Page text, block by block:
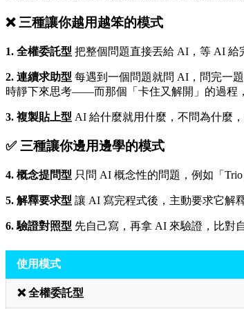
❌ 三種讓你越用越笨的模式
1. 全權委託型 把整個問題直接丟給 AI，等 AI 給
2. 連續求助型 每遇到一個問題就問 AI，問完一
時靜下來思考——而那個「卡住又解開」的過程
3. 複製貼上型 AI 給什麼就用什麼，不問為什麼
✅ 三種讓你邊用邊學的模式
4. 概念提問型 只問 AI 概念性的問題，例如「
5. 解釋要求型 讓 AI 寫完程式後，主動要求它解
6. 驗證對照型 先自己寫，再拿 AI 來驗證，比對
使用模式
❌ 全權委託型